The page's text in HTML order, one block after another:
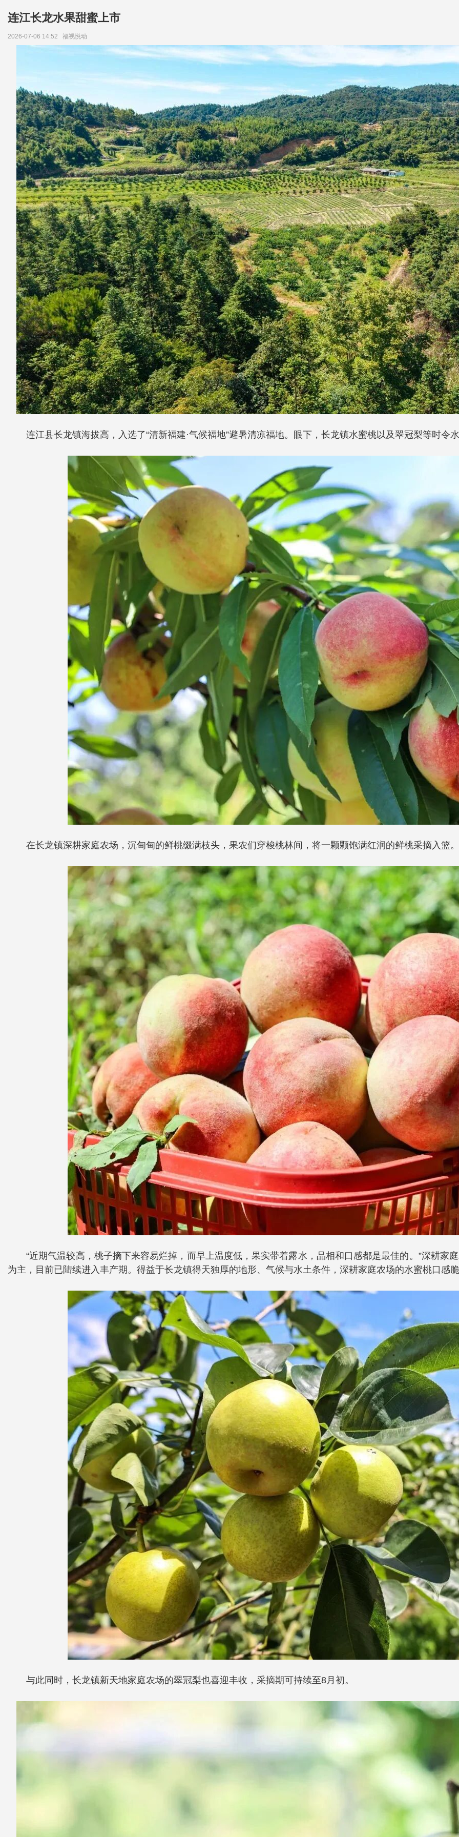
连江长龙水果甜蜜上市
2026-07-06 14:52 福视悦动
连江县长龙镇海拔高，入选了“清新福建·气候福地”避暑清凉福地。眼下，长龙镇水蜜桃以及翠冠梨等时令
在长龙镇深耕家庭农场，沉甸甸的鲜桃缀满枝头，果农们穿梭桃林间，将一颗颗饱满红润的鲜桃采摘入篮。
“近期气温较高，桃子摘下来容易烂掉，而早上温度低，果实带着露水，品相和口感都是最佳的。”深耕家
为主，目前已陆续进入丰产期。得益于长龙镇得天独厚的地形、气候与水土条件，深耕家庭农场的水蜜桃口感
与此同时，长龙镇新天地家庭农场的翠冠梨也喜迎丰收，采摘期可持续至8月初。